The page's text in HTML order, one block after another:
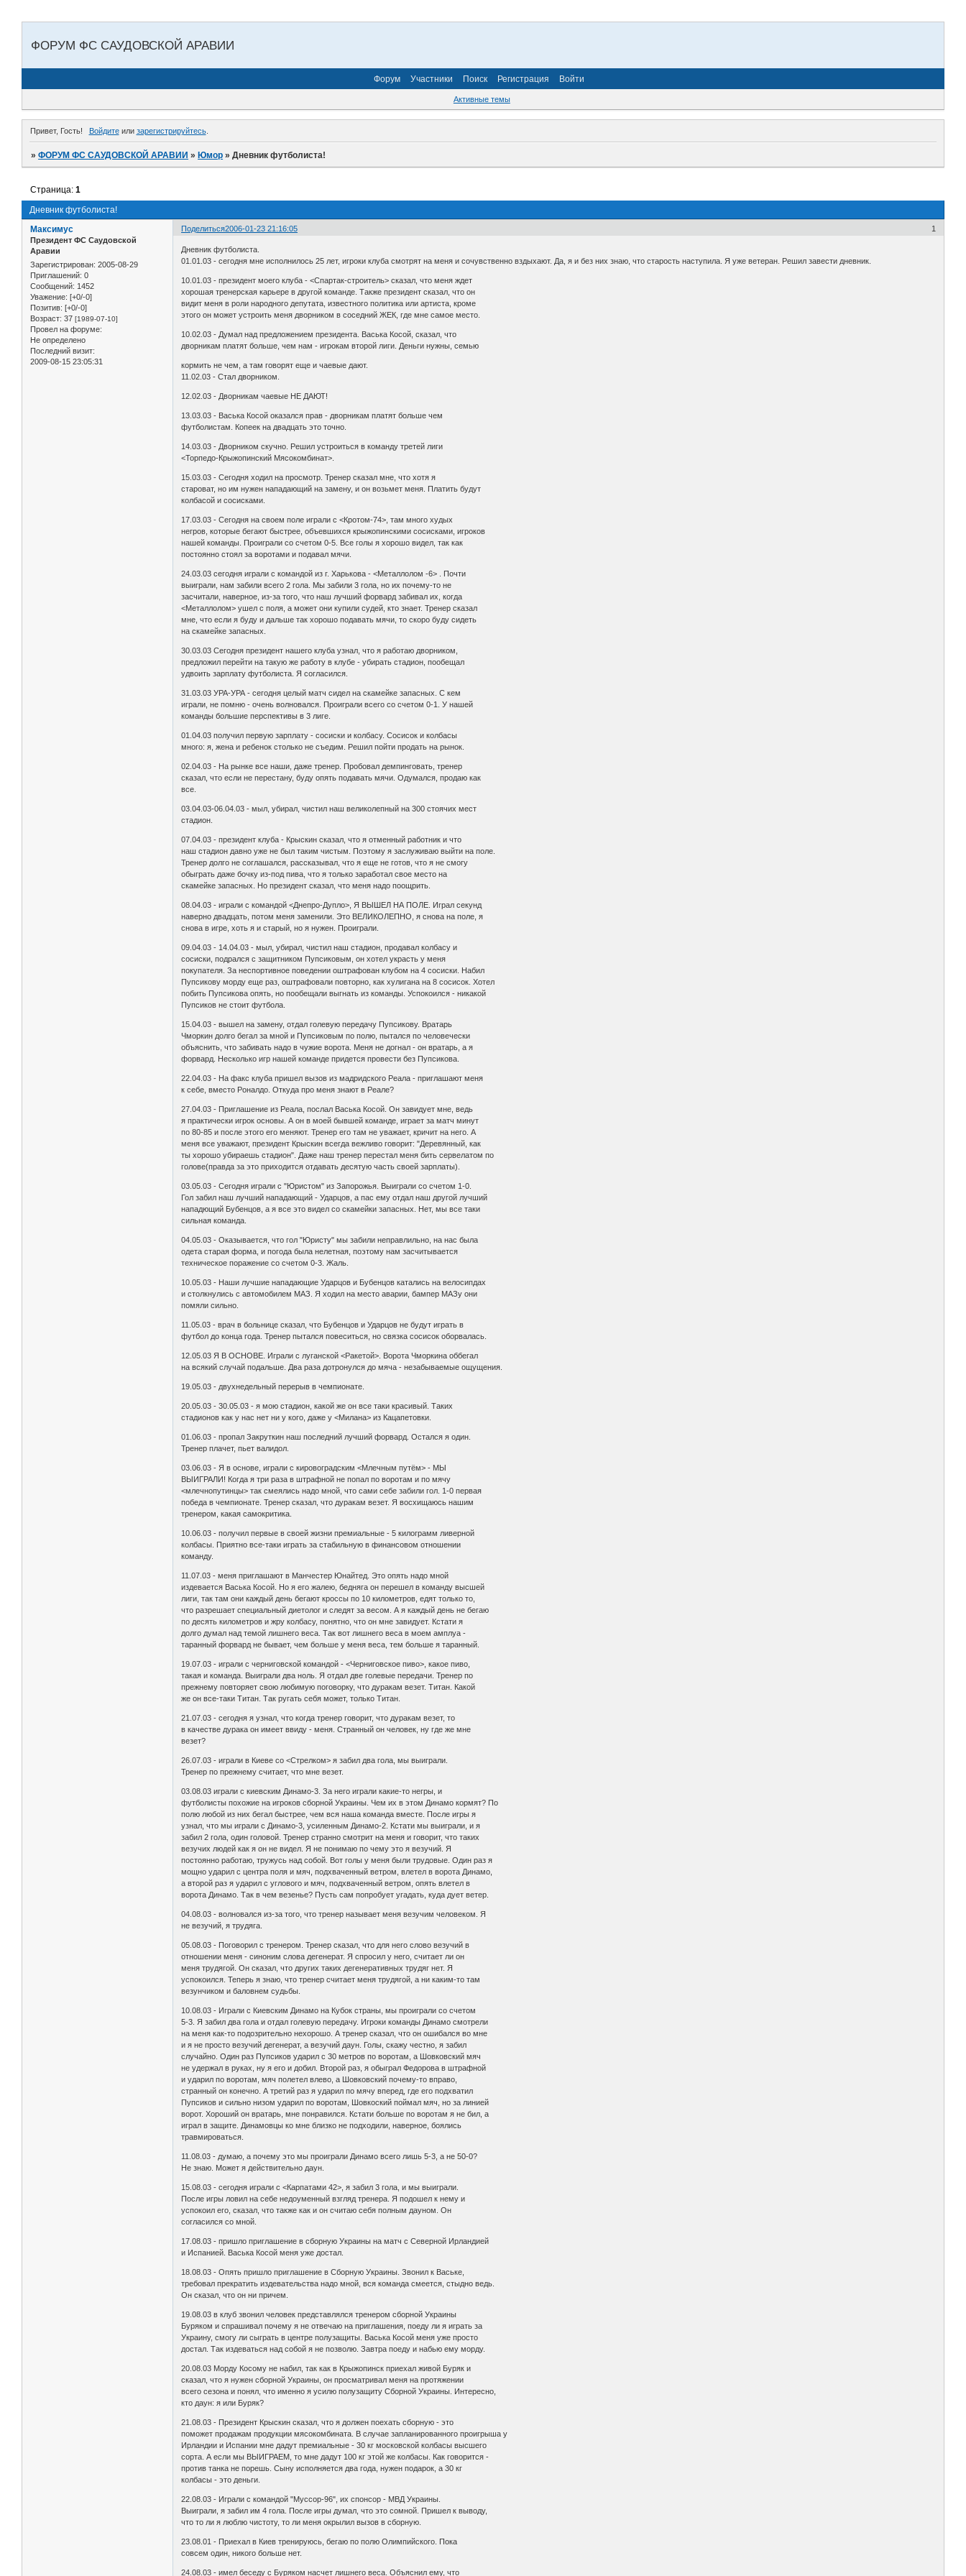
ФОРУМ ФС САУДОВСКОЙ АРАВИИ
Форум Участники Поиск Регистрация Войти
Активные темы
Привет, Гость! Войдитеили зарегистрируйтесь.
»ФОРУМ ФС САУДОВСКОЙ АРАВИИ »Юмор »Дневник футболиста!
Дневник футболиста!
Страница:1
Поделиться 1
2006-01-23 21:16:05
Максимус
Президент ФС Саудовской
Аравии
Зарегистрирован: 2005-08-29
Приглашений: 0
Сообщений: 1452
Уважение: [+0/-0]
Позитив: [+0/-0]
Возраст: 37 [1989-07-10]
Провел на форуме:
Не определено
Последний визит:
2009-08-15 23:05:31
Дневник футболиста.
01.01.03 - сегодня мне исполнилось 25 лет, игроки клуба смотрят на меня и сочувственно вздыхают. Да, я и без них знаю, что старость наступила. Я уже ветеран. Решил завести дневник.
10.01.03 - президент моего клуба - <Спартак-строитель> сказал, что меня ждет
хорошая тренерская карьере в другой команде. Также президент сказал, что он
видит меня в роли народного депутата, известного политика или артиста, кроме
этого он может устроить меня дворником в соседний ЖЕК, где мне самое место.
10.02.03 - Думал над предложением президента. Васька Косой, сказал, что
дворникам платят больше, чем нам - игрокам второй лиги. Деньги нужны, семью
кормить не чем, а там говорят еще и чаевые дают.
11.02.03 - Стал дворником.
12.02.03 - Дворникам чаевые HЕ ДАЮТ!
13.03.03 - Васька Косой оказался прав - дворникам платят больше чем
футболистам. Копеек на двадцать это точно.
14.03.03 - Дворником скучно. Решил устроиться в команду третей лиги
<Торпедо-Крыжопинский Мясокомбинат>.
15.03.03 - Сегодня ходил на просмотр. Тренер сказал мне, что хотя я
староват, но им нужен нападающий на замену, и он возьмет меня. Платить будут
колбасой и сосисками.
17.03.03 - Сегодня на своем поле играли с <Кротом-74>, там много худых
негров, которые бегают быстрее, объевшихся крыжопинскими сосисками, игроков
нашей команды. Проиграли со счетом 0-5. Все голы я хорошо видел, так как
постоянно стоял за воротами и подавал мячи.
24.03.03 сегодня играли с командой из г. Харькова - <Металлолом -6> . Почти
выиграли, нам забили всего 2 гола. Мы забили 3 гола, но их почему-то не
засчитали, наверное, из-за того, что наш лучший форвард забивал их, когда
<Металлолом> ушел с поля, а может они купили судей, кто знает. Тренер сказал
мне, что если я буду и дальше так хорошо подавать мячи, то скоро буду сидеть
на скамейке запасных.
30.03.03 Сегодня президент нашего клуба узнал, что я работаю дворником,
предложил перейти на такую же работу в клубе - убирать стадион, пообещал
удвоить зарплату футболиста. Я согласился.
31.03.03 УРА-УРА - сегодня целый матч сидел на скамейке запасных. С кем
играли, не помню - очень волновался. Проиграли всего со счетом 0-1. У нашей
команды большие перспективы в 3 лиге.
01.04.03 получил первую зарплату - сосиски и колбасу. Сосисок и колбасы
много: я, жена и ребенок столько не съедим. Решил пойти продать на рынок.
02.04.03 - Hа рынке все наши, даже тренер. Пробовал демпинговать, тренер
сказал, что если не перестану, буду опять подавать мячи. Одумался, продаю как
все.
03.04.03-06.04.03 - мыл, убирал, чистил наш великолепный на 300 стоячих мест
стадион.
07.04.03 - президент клуба - Крыскин сказал, что я отменный работник и что
наш стадион давно уже не был таким чистым. Поэтому я заслуживаю выйти на поле.
Тренер долго не соглашался, рассказывал, что я еще не готов, что я не смогу
обыграть даже бочку из-под пива, что я только заработал свое место на
скамейке запасных. Hо президент сказал, что меня надо поощрить.
08.04.03 - играли с командой <Днепро-Дупло>, Я ВЫШЕЛ HА ПОЛЕ. Играл секунд
наверно двадцать, потом меня заменили. Это ВЕЛИКОЛЕПHО, я снова на поле, я
снова в игре, хоть я и старый, но я нужен. Проиграли.
09.04.03 - 14.04.03 - мыл, убирал, чистил наш стадион, продавал колбасу и
сосиски, подрался с защитником Пупсиковым, он хотел украсть у меня
покупателя. За неспортивное поведении оштрафован клубом на 4 сосиски. Hабил
Пупсикову морду еще раз, оштрафовали повторно, как хулигана на 8 сосисок. Хотел
побить Пупсикова опять, но пообещали выгнать из команды. Успокоился - никакой
Пупсиков не стоит футбола.
15.04.03 - вышел на замену, отдал голевую передачу Пупсикову. Вратарь
Чморкин долго бегал за мной и Пупсиковым по полю, пытался по человечески
объяснить, что забивать надо в чужие ворота. Меня не догнал - он вратарь, а я
форвард. Hесколько игр нашей команде придется провести без Пупсикова.
22.04.03 - Hа факс клуба пришел вызов из мадридского Реала - приглашают меня
к себе, вместо Роналдо. Откуда про меня знают в Реале?
27.04.03 - Приглашение из Реала, послал Васька Косой. Он завидует мне, ведь
я практически игрок основы. А он в моей бывшей команде, играет за матч минут
по 80-85 и после этого его меняют. Тренер его там не уважает, кричит на него. А
меня все уважают, президент Крыскин всегда вежливо говорит: "Деревянный, как
ты хорошо убираешь стадион". Даже наш тренер перестал меня бить сервелатом по
голове(правда за это приходится отдавать десятую часть своей зарплаты).
03.05.03 - Сегодня играли с "Юристом" из Запорожья. Выиграли со счетом 1-0.
Гол забил наш лучший нападающий - Ударцов, а пас ему отдал наш другой лучший
нападющий Бубенцов, а я все это видел со скамейки запасных. Hет, мы все таки
сильная команда.
04.05.03 - Оказывается, что гол "Юристу" мы забили неправлильно, на нас была
одета старая форма, и погода была нелетная, поэтому нам засчитывается
техническое поражение со счетом 0-3. Жаль.
10.05.03 - Hаши лучшие нападающие Ударцов и Бубенцов катались на велосипдах
и столкнулись с автомобилем МАЗ. Я ходил на место аварии, бампер МАЗу они
помяли сильно.
11.05.03 - врач в больнице сказал, что Бубенцов и Ударцов не будут играть в
футбол до конца года. Тренер пытался повеситься, но связка сосисок оборвалась.
12.05.03 Я В ОСHОВЕ. Играли с луганской <Ракетой>. Ворота Чморкина оббегал
на всякий случай подальше. Два раза дотронулся до мяча - незабываемые ощущения.
19.05.03 - двухнедельный перерыв в чемпионате.
20.05.03 - 30.05.03 - я мою стадион, какой же он все таки красивый. Таких
стадионов как у нас нет ни у кого, даже у <Милана> из Кацапетовки.
01.06.03 - пропал Закруткин наш последний лучший форвард. Остался я один.
Тренер плачет, пьет валидол.
03.06.03 - Я в основе, играли с кировоградским <Млечным путём> - МЫ
ВЫИГРАЛИ! Когда я три раза в штрафной не попал по воротам и по мячу
<млечнопутинцы> так смеялись надо мной, что сами себе забили гол. 1-0 первая
победа в чемпионате. Тренер сказал, что дуракам везет. Я восхищаюсь нашим
тренером, какая самокритика.
10.06.03 - получил первые в своей жизни премиальные - 5 килограмм ливерной
колбасы. Приятно все-таки играть за стабильную в финансовом отношении
команду.
11.07.03 - меня приглашают в Манчестер Юнайтед. Это опять надо мной
издевается Васька Косой. Hо я его жалею, бедняга он перешел в команду высшей
лиги, так там они каждый день бегают кроссы по 10 километров, едят только то,
что разрешает специальный диетолог и следят за весом. А я каждый день не бегаю
по десять километров и жру колбасу, понятно, что он мне завидует. Кстати я
долго думал над темой лишнего веса. Так вот лишнего веса в моем амплуа -
таранный форвард не бывает, чем больше у меня веса, тем больше я таранный.
19.07.03 - играли с черниговской командой - <Черниговское пиво>, какое пиво,
такая и команда. Выиграли два ноль. Я отдал две голевые передачи. Тренер по
прежнему повторяет свою любимую поговорку, что дуракам везет. Титан. Какой
же он все-таки Титан. Так ругать себя может, только Титан.
21.07.03 - сегодня я узнал, что когда тренер говорит, что дуракам везет, то
в качестве дурака он имеет ввиду - меня. Странный он человек, ну где же мне
везет?
26.07.03 - играли в Киеве со <Стрелком> я забил два гола, мы выиграли.
Тренер по прежнему считает, что мне везет.
03.08.03 играли с киевским Динамо-3. За него играли какие-то негры, и
футболисты похожие на игроков сборной Украины. Чем их в этом Динамо кормят? По
полю любой из них бегал быстрее, чем вся наша команда вместе. После игры я
узнал, что мы играли с Динамо-3, усиленным Динамо-2. Кстати мы выиграли, и я
забил 2 гола, один головой. Тренер странно смотрит на меня и говорит, что таких
везучих людей как я он не видел. Я не понимаю по чему это я везучий. Я
постоянно работаю, тружусь над собой. Вот голы у меня были трудовые. Один раз я
мощно ударил с центра поля и мяч, подхваченный ветром, влетел в ворота Динамо,
а второй раз я ударил с углового и мяч, подхваченный ветром, опять влетел в
ворота Динамо. Так в чем везенье? Пусть сам попробует угадать, куда дует ветер.
04.08.03 - волновался из-за того, что тренер называет меня везучим человеком. Я
не везучий, я трудяга.
05.08.03 - Поговорил с тренером. Тренер сказал, что для него слово везучий в
отношении меня - синоним слова дегенерат. Я спросил у него, считает ли он
меня трудягой. Он сказал, что других таких дегенеративных трудяг нет. Я
успокоился. Теперь я знаю, что тренер считает меня трудягой, а ни каким-то там
везунчиком и баловнем судьбы.
10.08.03 - Играли с Киевским Динамо на Кубок страны, мы проиграли со счетом
5-3. Я забил два гола и отдал голевую передачу. Игроки команды Динамо смотрели
на меня как-то подозрительно нехорошо. А тренер сказал, что он ошибался во мне
и я не просто везучий дегенерат, а везучий даун. Голы, скажу честно, я забил
случайно. Один раз Пупсиков ударил с 30 метров по воротам, а Шовковский мяч
не удержал в руках, ну я его и добил. Второй раз, я обыграл Федорова в штрафной
и ударил по воротам, мяч полетел влево, а Шовковский почему-то вправо,
странный он конечно. А третий раз я ударил по мячу вперед, где его подхватил
Пупсиков и сильно низом ударил по воротам, Шовкоский поймал мяч, но за линией
ворот. Хороший он вратарь, мне понравился. Кстати больше по воротам я не бил, а
играл в защите. Динамовцы ко мне близко не подходили, наверное, боялись
травмироваться.
11.08.03 - думаю, а почему это мы проиграли Динамо всего лишь 5-3, а не 50-0?
Hе знаю. Может я действительно даун.
15.08.03 - сегодня играли с <Карпатами 42>, я забил 3 гола, и мы выиграли.
После игры ловил на себе недоуменный взгляд тренера. Я подошел к нему и
успокоил его, сказал, что также как и он считаю себя полным дауном. Он
согласился со мной.
17.08.03 - пришло приглашение в сборную Украины на матч с Северной Ирландией
и Испанией. Васька Косой меня уже достал.
18.08.03 - Опять пришло приглашение в Сборную Украины. Звонил к Ваське,
требовал прекратить издевательства надо мной, вся команда смеется, стыдно ведь.
Он сказал, что он ни причем.
19.08.03 в клуб звонил человек представлялся тренером сборной Украины
Буряком и спрашивал почему я не отвечаю на приглашения, поеду ли я играть за
Украину, смогу ли сыграть в центре полузащиты. Васька Косой меня уже просто
достал. Так издеваться над собой я не позволю. Завтра поеду и набью ему морду.
20.08.03 Морду Косому не набил, так как в Крыжопинск приехал живой Буряк и
сказал, что я нужен сборной Украины, он просматривал меня на протяжении
всего сезона и понял, что именно я усилю полузащиту Сборной Украины. Интересно,
кто даун: я или Буряк?
21.08.03 - Президент Крыскин сказал, что я должен поехать сборную - это
поможет продажам продукции мясокомбината. В случае запланированного проигрыша у
Ирландии и Испании мне дадут премиальные - 30 кг московской колбасы высшего
сорта. А если мы ВЫИГРАЕМ, то мне дадут 100 кг этой же колбасы. Как говорится -
против танка не порешь. Сыну исполняется два года, нужен подарок, а 30 кг
колбасы - это деньги.
22.08.03 - Играли с командой "Муссор-96", их спонсор - МВД Украины.
Выиграли, я забил им 4 гола. После игры думал, что это сомной. Пришел к выводу,
что то ли я люблю чистоту, то ли меня окрылил вызов в сборную.
23.08.01 - Приехал в Киев тренируюсь, бегаю по полю Олимпийского. Пока
совсем один, никого больше нет.
24.08.03 - имел беседу с Буряком насчет лишнего веса. Объяснил ему, что